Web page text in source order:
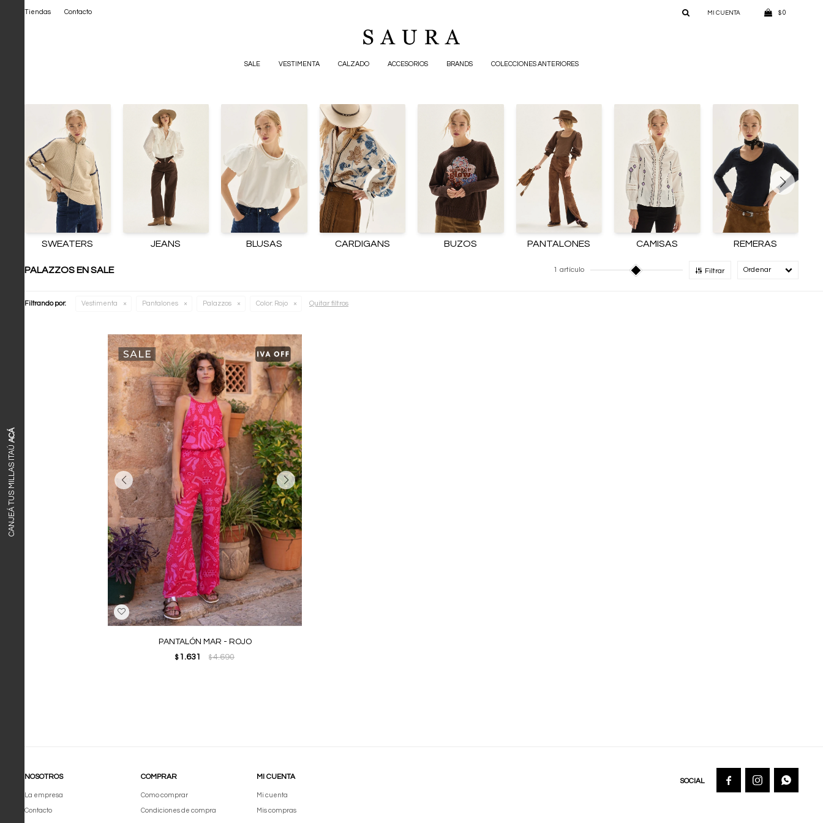
SALE VESTIMENTA CALZADO ACCESORIOS BRANDS COLECCIONES ANTERIORES
$ 0
Tiendas Contacto
CANJEÁ TUS MILLAS ITAÚ
ACÁ
SWEATERS JEANS BLUSAS CARDIGANS BUZOS PANTALONES CAMISAS REMERAS
PALAZZOS EN SALE 1 artículo Filtrar
Filtrando por: Vestimenta Pantalones Palazzos Color: Rojo Quitar filtros
PANTALÓN MAR - ROJO
$ 1.631 $4.690
NOSOTROS
La empresa
Contacto
COMPRAR
Como comprar
Condiciones de compra
MI CUENTA
Mi cuenta
Mis compras
  